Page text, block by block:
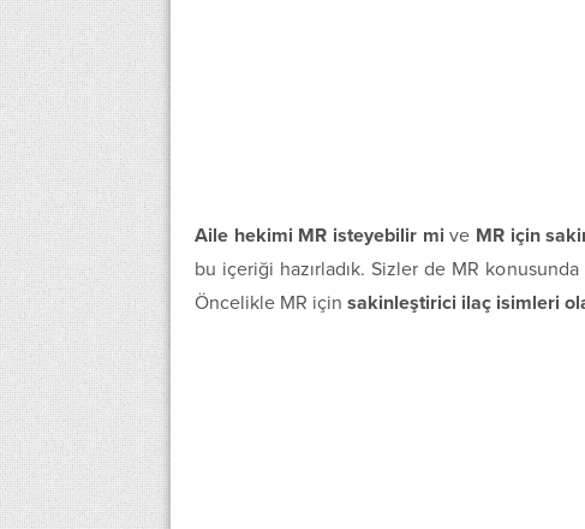
Aile hekimi MR isteyebilir mi ve MR için
bu içeriği hazırladık. Sizler de MR
Öncelikle MR için sakinleştirici ilaç isimleri